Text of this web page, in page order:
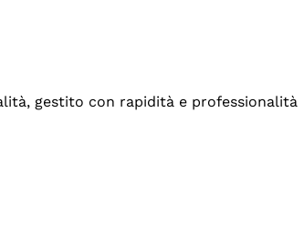
gestito con rapidità e professionalità